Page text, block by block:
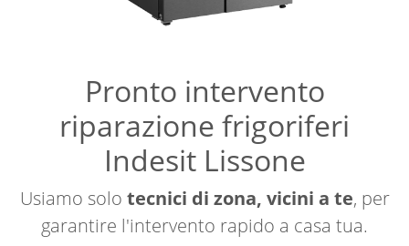
Pronto intervento
riparazione frigoriferi
Indesit Lissone
Usiamo solo tecnici di zona, vicini a te, per
garantire l'intervento rapido a casa tua.